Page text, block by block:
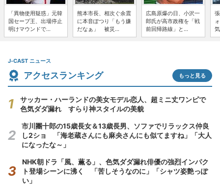
「異物使用疑惑」元韓
国セーブ王、出場停止
明けマウンドで...
熊本市長、相次ぐ余震
に本音ぽつり「もう嫌
だなぁ」 被災...
広島原爆の日、小沢一
郎氏が高市政権を「戦
前回帰路線」と...
J-CAST ニュース
アクセスランキング もっと見る
サッカー・ハーランドの美女モデル恋人、超ミニ丈ワンピで
色気ダダ漏れ すらり神スタイルの美貌
市川團十郎の15歳長女＆13歳長男、ソファでリラックス仲良
し2ショ 「海老蔵さんにも麻央さんにも似てますね」「大人
になったな～」
NHK朝ドラ「風、薫る」、色気ダダ漏れ俳優の強烈インパク
ト登場シーンに沸く 「苦しそうなのに」「シャツ姿艶っぽ
い」